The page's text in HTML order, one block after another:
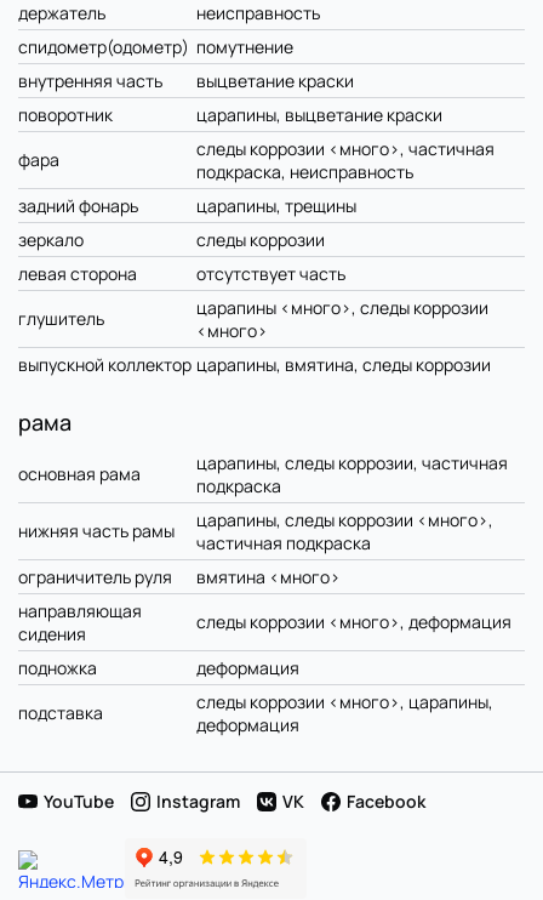
держатель
неисправность
спидометр(одометр) помутнение
внутренняя часть
выцветание краски
поворотник
царапины, выцветание краски
фара
следы коррозии <много>, частичная
подкраска, неисправность
задний фонарь
царапины, трещины
зеркало
следы коррозии
левая сторона
отсутствует часть
глушитель
царапины <много>, следы коррозии
<много>
выпускной коллектор царапины, вмятина, следы коррозии
рама
основная рама
царапины, следы коррозии, частичная
подкраска
нижняя часть рамы
царапины, следы коррозии <много>,
частичная подкраска
ограничитель руля
вмятина <много>
направляющая
сидения
следы коррозии <много>, деформация
подножка
деформация
подставка
следы коррозии <много>, царапины,
деформация
YouTube Instagram VK Facebook